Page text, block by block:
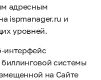
адресным
ispmanager.ru и
уровней.
интерфейс
системы
на Сайте